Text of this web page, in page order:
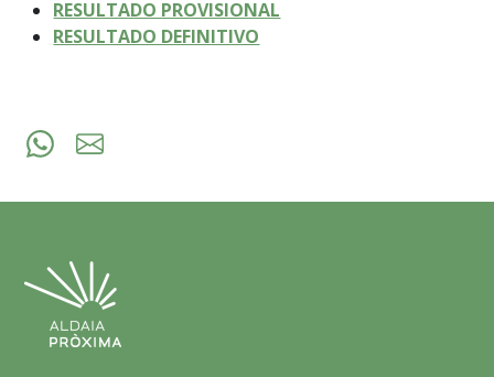
RESULTADO PROVISIONAL
RESULTADO DEFINITIVO